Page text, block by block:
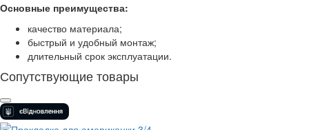
Основные преимущества:
качество материала;
быстрый и удобный монтаж;
длительный срок эксплуатации.
Сопутствующие товары